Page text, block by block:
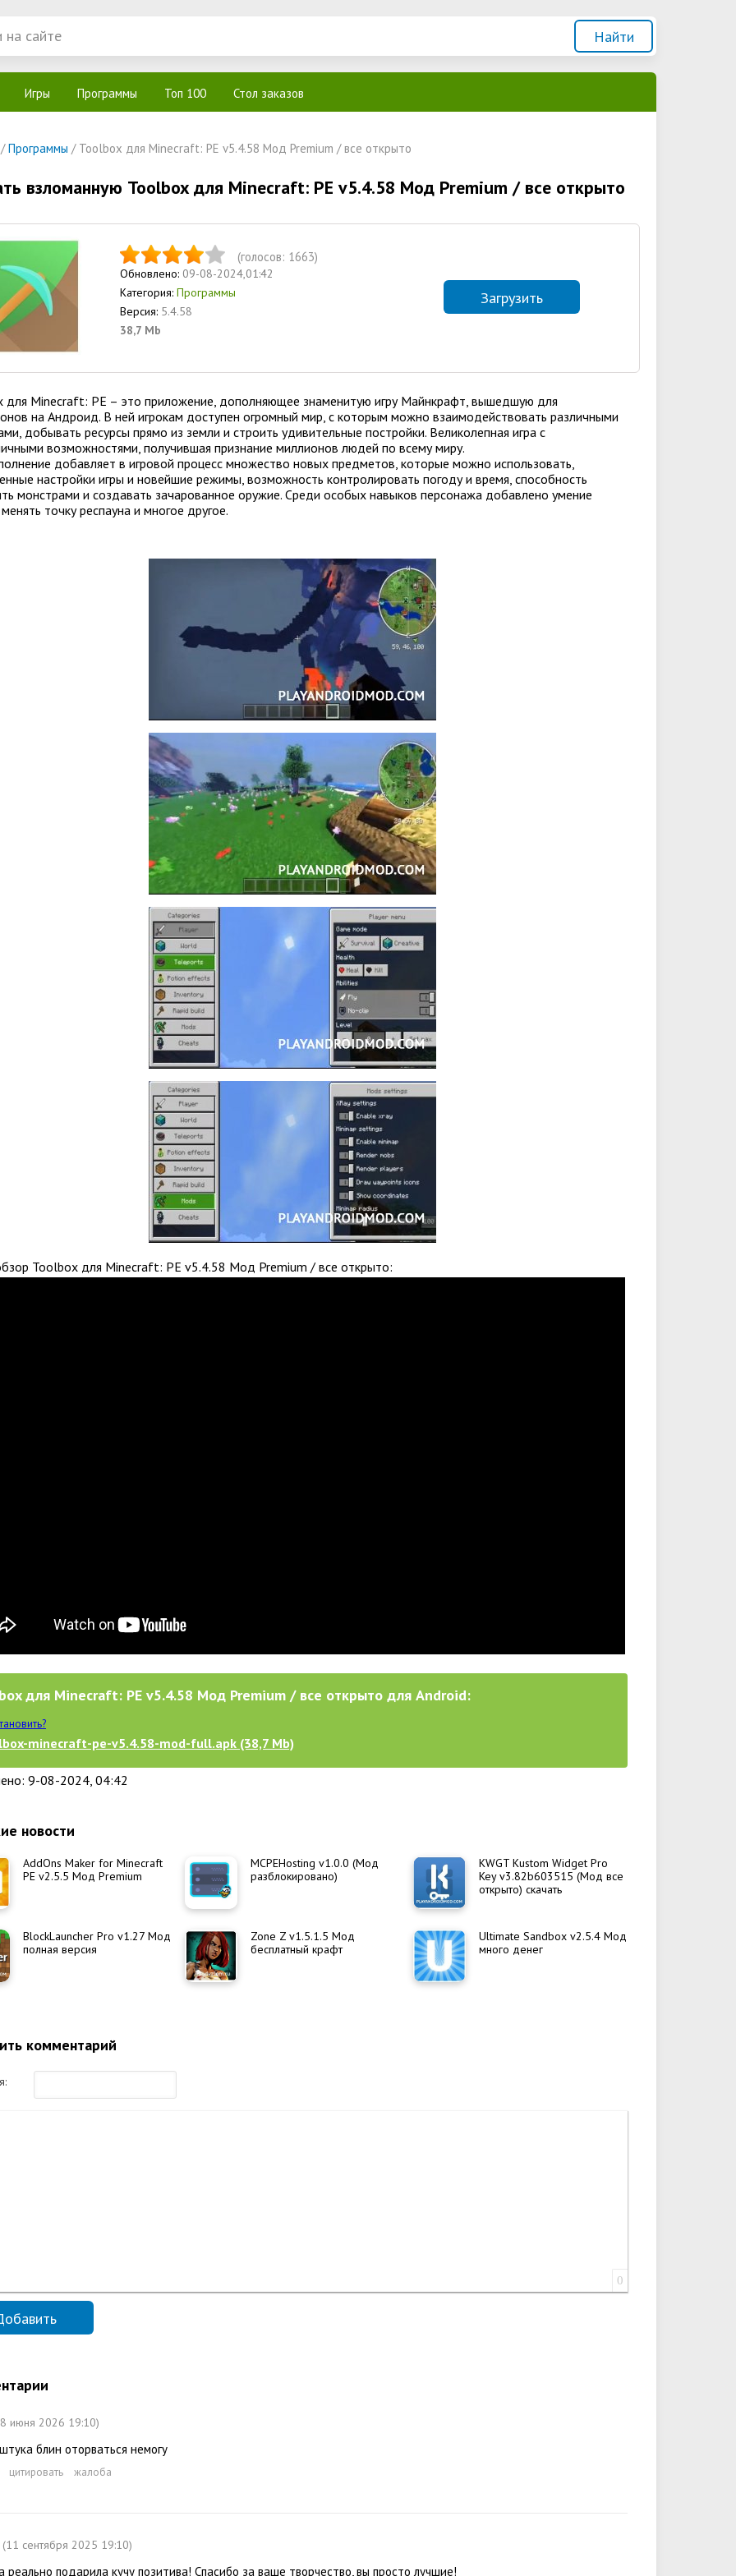
Игры Программы Топ 100 Стол заказов
/Программы / Toolbox для Minecraft: PE v5.4.58 Мод Premium / все открыто
взломанную Toolbox для Minecraft: PE v5.4.58 Мод Premium / все открыто
(голосов: 1663)
Обновлено: 09-08-2024,01:42
Категория: Программы
Версия: 5.4.58
38,7 Mb
Загрузить
для Minecraft: PE – это приложение, дополняющее знаменитую игру Майнкрафт, вышедшую для
на Андроид. В ней игрокам доступен огромный мир, с которым можно взаимодействовать различными
добывать ресурсы прямо из земли и строить удивительные постройки. Великолепная игра с
возможностями, получившая признание миллионов людей по всему миру.
добавляет в игровой процесс множество новых предметов, которые можно использовать,
настройки игры и новейшие режимы, возможность контролировать погоду и время, способность
монстрами и создавать зачарованное оружие. Среди особых навыков персонажа добавлено умение
точку респауна и многое другое.
Toolbox для Minecraft: PE v5.4.58 Мод Premium / все открыто:
для Minecraft: PE v5.4.58 Мод Premium / все открыто для Android:
minecraft-pe-v5.4.58-mod-full.apk (38,7 Mb)
9-08-2024, 04:42
новости
AddOns Maker for Minecraft
PE v2.5.5 Мод Premium
MCPEHosting v1.0.0 (Мод
разблокировано)
KWGT Kustom Widget Pro
Key v3.82b603515 (Мод все
открыто) скачать
BlockLauncher Pro v1.27 Мод
полная версия
Zone Z v1.5.1.5 Мод
бесплатный крафт
Ultimate Sandbox v2.5.4 Мод
много денег
комментарий
0
июня 2026 19:10)
блин оторваться немогу
цитировать
жалоба
(11 сентября 2025 19:10)
реально подарила кучу позитива! Спасибо за ваше творчество, вы просто лучшие!